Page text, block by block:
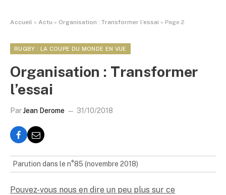
Accueil » Actu » Organisation : Transformer l’essai » Page 2
RUGBY : LA COUPE DU MONDE EN VUE
Organisation : Transformer
l’essai
ParJean Derome 31/10/2018
Parution dans le n°85 (novembre 2018)
Pouvez-vous nous en dire un peu plus sur ce